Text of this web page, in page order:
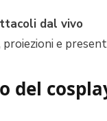
dal vivo
proiezioni e
del